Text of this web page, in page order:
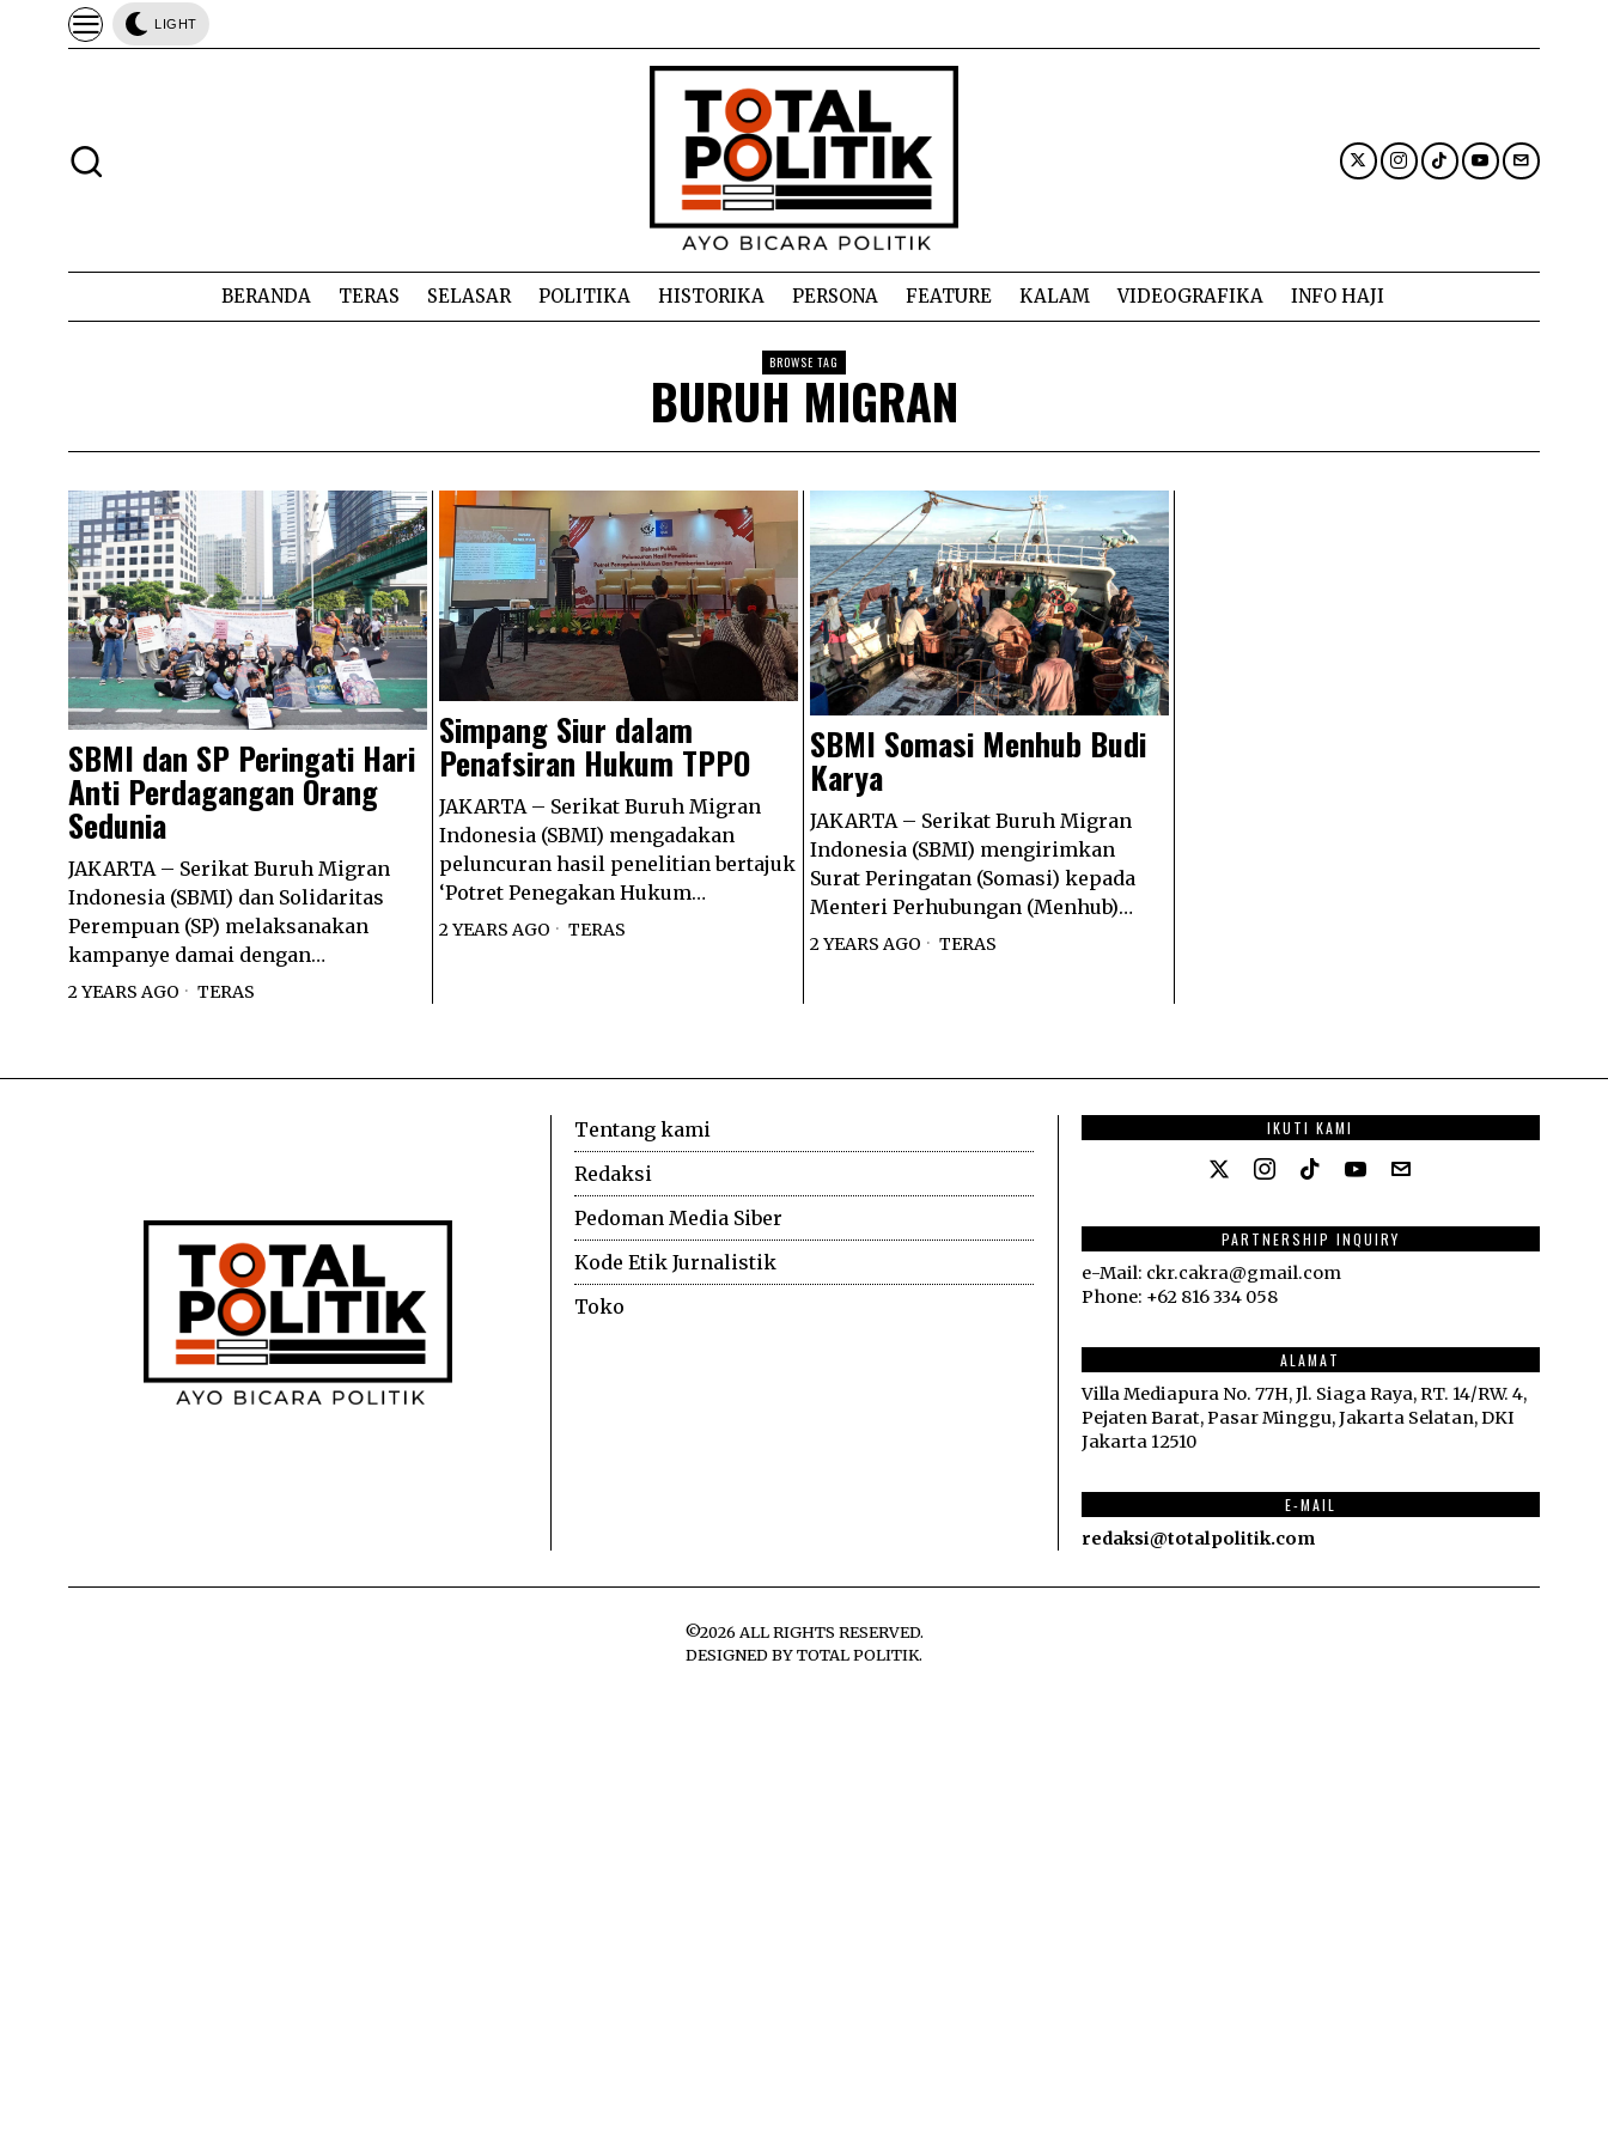
LIGHT
BERANDA TERAS SELASAR POLITIKA HISTORIKA PERSONA FEATURE KALAM VIDEOGRAFIKA INFO HAJI
BROWSE TAG
BURUH MIGRAN
SBMI dan SP Peringati Hari
Anti Perdagangan Orang
Sedunia
JAKARTA – Serikat Buruh Migran
Indonesia (SBMI) dan Solidaritas
Perempuan (SP) melaksanakan
kampanye damai dengan…
2 YEARS AGO TERAS
Simpang Siur dalam
Penafsiran Hukum TPPO
JAKARTA – Serikat Buruh Migran
Indonesia (SBMI) mengadakan
peluncuran hasil penelitian bertajuk
‘Potret Penegakan Hukum…
2 YEARS AGO TERAS
SBMI Somasi Menhub Budi
Karya
JAKARTA – Serikat Buruh Migran
Indonesia (SBMI) mengirimkan
Surat Peringatan (Somasi) kepada
Menteri Perhubungan (Menhub)…
2 YEARS AGO TERAS
Tentang kami
Redaksi
Pedoman Media Siber
Kode Etik Jurnalistik
Toko
IKUTI KAMI
PARTNERSHIP INQUIRY
e-Mail: ckr.cakra@gmail.com
Phone: +62 816 334 058
ALAMAT
Villa Mediapura No. 77H, Jl. Siaga Raya, RT. 14/RW. 4,
Pejaten Barat, Pasar Minggu, Jakarta Selatan, DKI
Jakarta 12510
E-MAIL
redaksi@totalpolitik.com
©2026 ALL RIGHTS RESERVED.
DESIGNED BYTOTAL POLITIK.